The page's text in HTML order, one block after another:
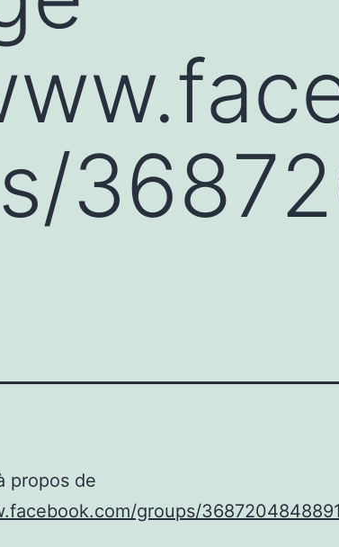
propos de
groups/